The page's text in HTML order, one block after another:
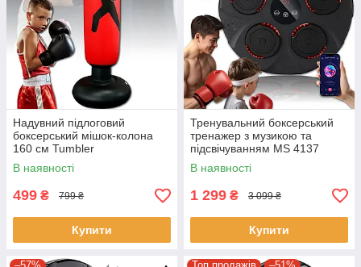
Надувний підлоговий
боксерський мішок-колона
160 см Tumbler
В наявності
499 ₴ 799 ₴
Купити
Тренувальний боксерський
тренажер з музикою та
підсвічуванням MS 4137
Настінна мішень для боксу
В наявності
1 299 ₴ 3 099 ₴
Купити